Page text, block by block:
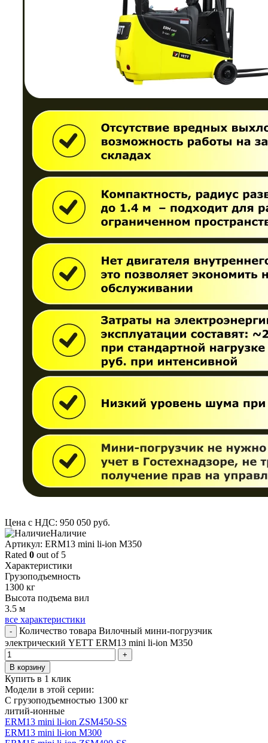
Цена с НДС: 950 050 руб.
Наличие
Aртикул: ERM13 mini li-ion M350
Rated 0 out of 5
Характеристики
Грузоподъемность
1300 кг
Высота подъема вил
3.5 м
все характеристики
-
Количество товара Вилочный мини-погрузчик
электрический YETT ERM13 mini li-ion M350
+
В корзину
Купить в 1 клик
Модели в этой серии:
С грузоподъемностью 1300 кг
литий-ионные
ERM13 mini li-ion ZSM450-SS
ERM13 mini li-ion M300